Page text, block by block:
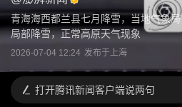
青海海西都兰县七月降雪，当地气象
局部降雪，正常高原天气现象
2026-07-04 12:24 发布于上海
打开腾讯新闻客户端说两句